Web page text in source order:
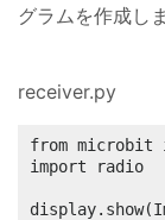
グラムを作成し
receiver.py
from microbit
import radio